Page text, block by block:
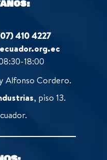
410 4227
18:00
Alfonso Cordero.
, piso 13.